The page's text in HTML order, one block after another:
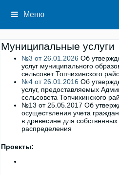
содержимому
Меню
Муниципальные услуги
№3 от 26.01.2026 Об
услуг муниципального
сельсовет Топчихинского
№4 от 26.01.2016 Об
услуг, предоставляемых
сельсовета Топчихинского
№13 от 25.05.2017 Об
осуществления учета
в древесине для
распределения
Проекты: